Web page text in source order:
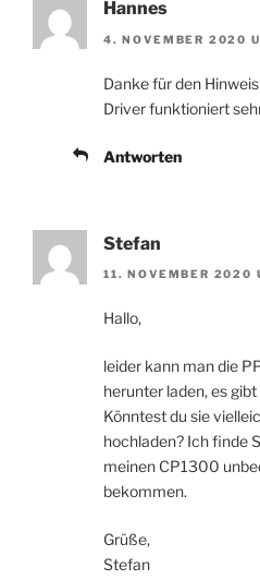
Hannes
4. NOVEMBER 2020
Danke für den
Driver funktioniert
Antworten
Stefan
11. NOVEMBER 2020
Hallo,
leider kann man die
herunter laden, es
Könntest du sie
hochladen? Ich finde
meinen CP1300
bekommen.
Grüße,
Stefan